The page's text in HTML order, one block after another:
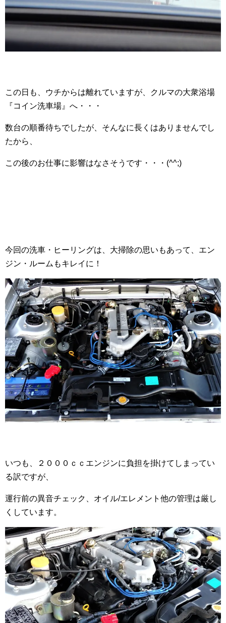
この日も、ウチからは離れていますが、クルマの大衆浴場
『コイン洗車場』へ・・・
数台の順番待ちでしたが、そんなに長くはありませんでし
たから、
この後のお仕事に影響はなさそうです・・・(^^;)
今回の洗車・ヒーリングは、大掃除の思いもあって、エン
ジン・ルームもキレイに！
いつも、２０００ｃｃエンジンに負担を掛けてしまってい
る訳ですが、
運行前の異音チェック、オイル/エレメント他の管理は厳し
くしています。